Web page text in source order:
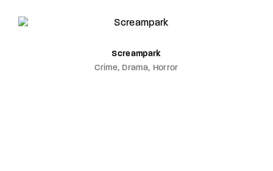
Screampark
Crime Drama Horror